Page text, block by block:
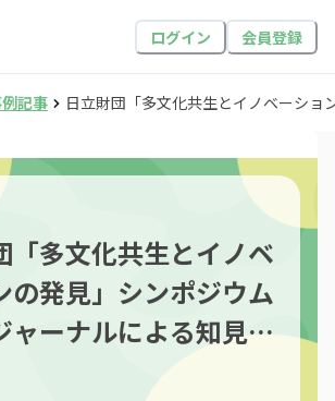
ログイン 会員登録
記事 日立財団「多文化共生とイノベーショ
「多文化共生とイノベ
の発見」シンポジウム
ャーナルによる知見の